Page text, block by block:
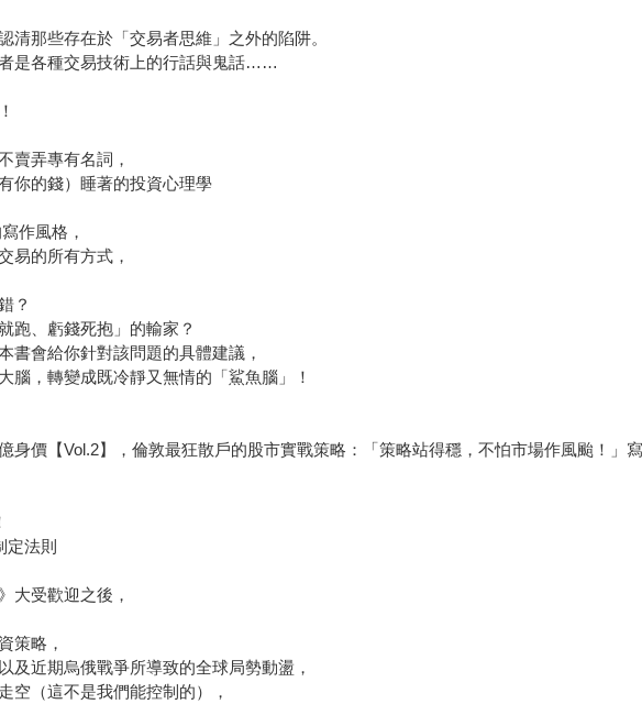
清那些存在於「交易者思維」之外的陷阱。
是各種交易技術上的行話與鬼話……
賣弄專有名詞，
你的錢）睡著的投資心理學
作風格，
易的所有方式，
？
跑、虧錢死抱」的輸家？
書會給你針對該問題的具體建議，
腦，轉變成既冷靜又無情的「鯊魚腦」！
身價【Vol.2】，倫敦最狂散戶的股市實戰策略：「策略站得穩，不怕市場作風颱！」
定法則
大受歡迎之後，
策略，
及近期烏俄戰爭所導致的全球局勢動盪，
空（這不是我們能控制的），